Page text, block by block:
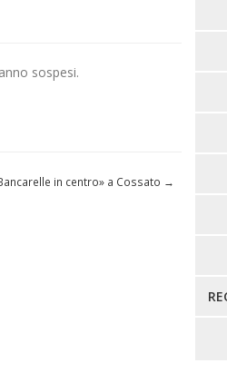
sospesi.
in centro» a Cossato →